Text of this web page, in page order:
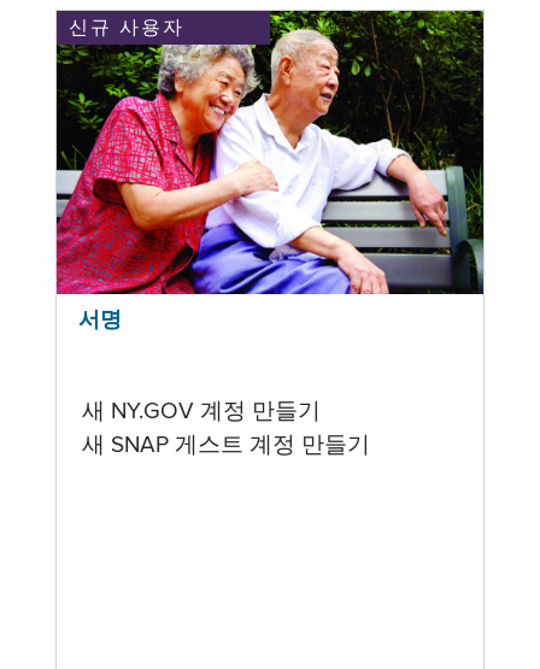
신규 사용자
서명
새 NY.GOV 계정 만들기
새 SNAP 게스트 계정 만들기